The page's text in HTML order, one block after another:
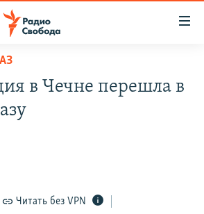
в Чечне перешла в
Читать без VPN